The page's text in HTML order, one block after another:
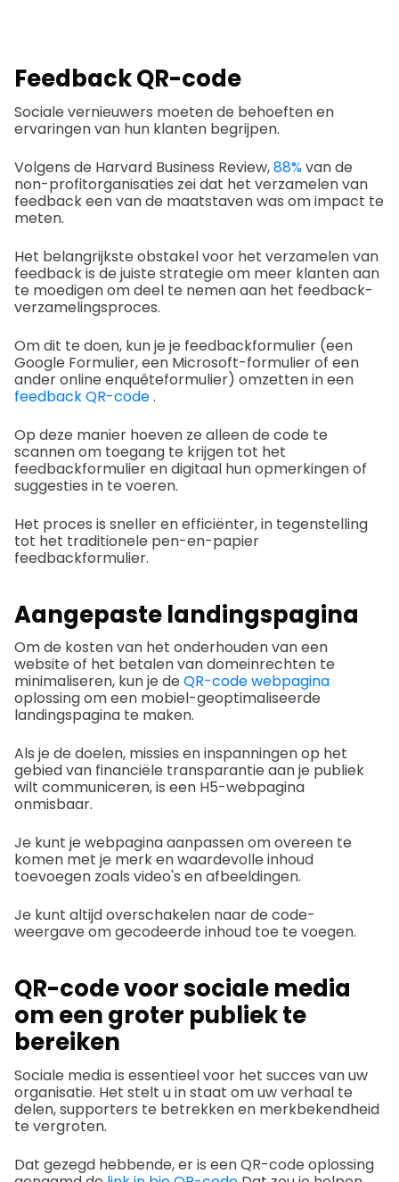
Feedback QR-code
Sociale vernieuwers moeten de behoeften en
ervaringen van hun klanten begrijpen.
Volgens de Harvard Business Review,88%van de
non-profitorganisaties zei dat het verzamelen van
feedback een van de maatstaven was om impact te
meten.
Het belangrijkste obstakel voor het verzamelen van
feedback is de juiste strategie om meer klanten aan
te moedigen om deel te nemen aan het feedback-
verzamelingsproces.
Om dit te doen, kun je je feedbackformulier (een
Google Formulier, een Microsoft-formulier of een
ander online enquêteformulier) omzetten in een
feedback QR-code.
Op deze manier hoeven ze alleen de code te
scannen om toegang te krijgen tot het
feedbackformulier en digitaal hun opmerkingen of
suggesties in te voeren.
Het proces is sneller en efficiënter, in tegenstelling
tot het traditionele pen-en-papier
feedbackformulier.
Aangepaste landingspagina
Om de kosten van het onderhouden van een
website of het betalen van domeinrechten te
minimaliseren, kun je de QR-code webpagina
oplossing om een mobiel-geoptimaliseerde
landingspagina te maken.
Als je de doelen, missies en inspanningen op het
gebied van financiële transparantie aan je publiek
wilt communiceren, is een H5-webpagina
onmisbaar.
Je kunt je webpagina aanpassen om overeen te
komen met je merk en waardevolle inhoud
toevoegen zoals video's en afbeeldingen.
Je kunt altijd overschakelen naar de code-
weergave om gecodeerde inhoud toe te voegen.
QR-code voor sociale media
om een groter publiek te
bereiken
Sociale media is essentieel voor het succes van uw
organisatie. Het stelt u in staat om uw verhaal te
delen, supporters te betrekken en merkbekendheid
te vergroten.
Dat gezegd hebbende, er is een QR-code oplossing